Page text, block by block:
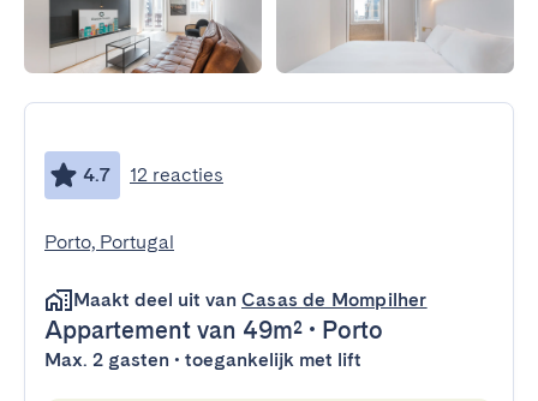
4.7 12 reacties
Porto, Portugal
Maakt deel uit van Casas de Mompilher
Appartement van 49m² • Porto
Max. 2 gasten • toegankelijk met lift